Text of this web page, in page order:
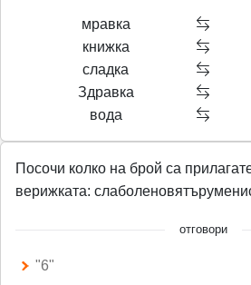
мравка
книжка
сладка
Здравка
вода
Посочи колко на брой са
верижката:
отговори
"6"